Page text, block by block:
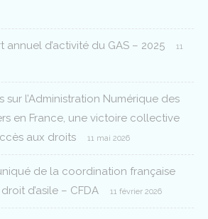
annuel d’activité du GAS – 2025 11
sur l’Administration Numérique des
en France, une victoire collective
aux droits
11 mai 2026
de la coordination française
d’asile – CFDA
11 février 2026